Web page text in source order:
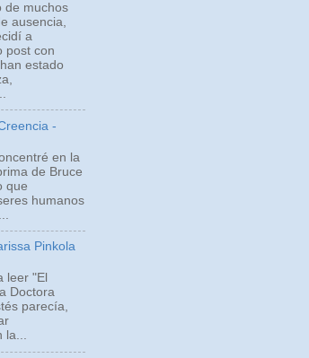
de muchos
ausencia,
a
post con
estado
-
en la
de Bruce
que
humanos
Pinkola
leer "El
Doctora
parecía,
la...